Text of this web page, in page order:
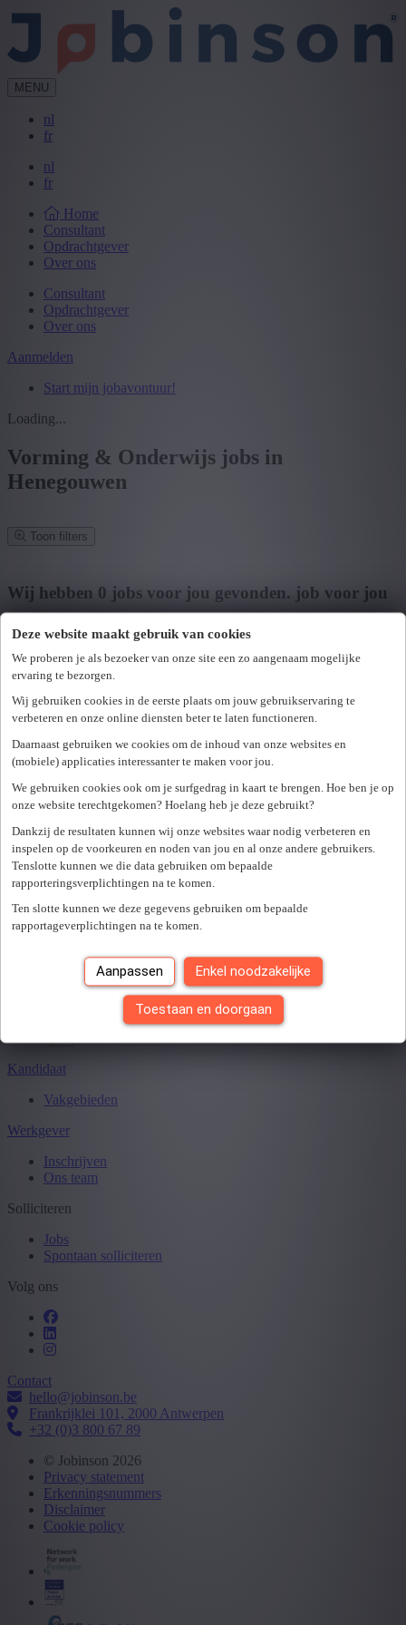
Deze website maakt gebruik van cookies
We proberen je als bezoeker van onze site een zo aangenaam mogelijke
ervaring te bezorgen.
Wij gebruiken cookies in de eerste plaats om jouw gebruikservaring te
verbeteren en onze online diensten beter te laten functioneren.
Daarnaast gebruiken we cookies om de inhoud van onze websites en
(mobiele) applicaties interessanter te maken voor jou.
We gebruiken cookies ook om je surfgedrag in kaart te brengen. Hoe ben je op
onze website terechtgekomen? Hoelang heb je deze gebruikt?
Dankzij de resultaten kunnen wij onze websites waar nodig verbeteren en
inspelen op de voorkeuren en noden van jou en al onze andere gebruikers.
Tenslotte kunnen we die data gebruiken om bepaalde
rapporteringsverplichtingen na te komen.
Ten slotte kunnen we deze gegevens gebruiken om bepaalde
rapportageverplichtingen na te komen.
Aanpassen Enkel noodzakelijke
Toestaan en doorgaan
MENU
nl
fr
nl
fr
Home
Consultant
Opdrachtgever
Over ons
Consultant
Opdrachtgever
Over ons
Aanmelden
Start mijn jobavontuur!
Loading...
Vorming & Onderwijs jobs in
Henegouwen
Toon filters
Zoek op functie, jobtitel, bedrijf,...
Postcode of gemeente
Zoek vacatures
Mijn gekozen filters
Wis alle filters
Provincie
+ Toon meer - Toon minder
Wij hebben 0 jobs voor jou gevonden. job voor jou
gevonden
U hebt geen toegang tot deze pagina of bent niet langer aangemeld.
Opnieuw aanmelden.
Sluiten
Je hebt0van0jobs gezien.
Kandidaat
Vakgebieden
Werkgever
Inschrijven
Ons team
Solliciteren
Jobs
Spontaan solliciteren
Volg ons
Contact
hello@jobinson.be
Frankrijklei 101, 2000 Antwerpen
+32 (0)3 800 67 89
© Jobinson 2026
Privacy statement
Erkenningsnummers
Disclaimer
Cookie policy